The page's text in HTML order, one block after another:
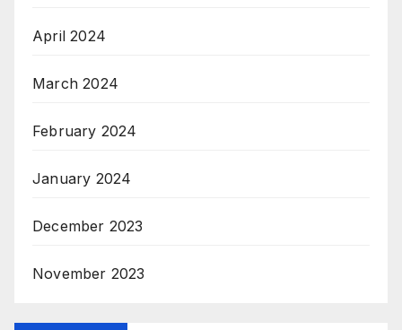
April 2024
March 2024
February 2024
January 2024
December 2023
November 2023